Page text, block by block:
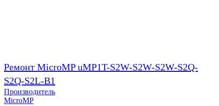
Ремонт MicroMP uMP1T-S2W-S2W-S2W-S2Q-
S2Q-S2L-B1
Производитель
MicroMP